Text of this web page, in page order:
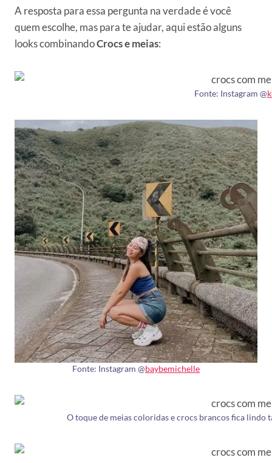
A resposta para essa pergunta na verdade é você
quem escolhe, mas para te ajudar, aqui estão alguns
looks combinandoCrocs e meias:
Fonte: Instagram @
Fonte: Instagram @baybemichelle
O toque de meias coloridas e crocs brancos fica lindo